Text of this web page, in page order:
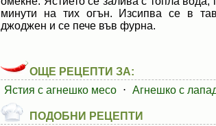
минути на тих огън. Изсипва се в
джоджен и се пече във фурна.
ОЩЕ РЕЦЕПТИ ЗА:
Ястия с агнешко месо ⋅ Агнешко с
ПОДОБНИ РЕЦЕПТИ